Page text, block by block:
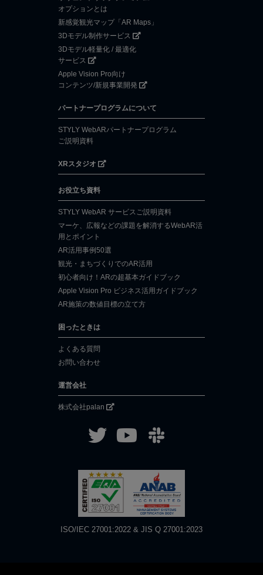
オプションとは
新感覚観光マップ「AR Maps」
3Dモデル制作サービス
3Dモデル軽量化 / 最適化
サービス
Apple Vision Pro向け
コンテンツ/新規事業開発
パートナープログラムについて
STYLY WebARパートナープログラム
ご説明資料
XRスタジオ
お役立ち資料
STYLY WebAR サービスご説明資料
マーケ、広報などの課題を解消するWebAR活
用とポイント
AR活用事例50選
観光・まちづくりでのAR活用
初心者向け！ARの超基本ガイドブック
Apple Vision Pro ビジネス活用ガイドブック
AR施策の数値目標の立て方
困ったときは
よくある質問
お問い合わせ
運営会社
株式会社palan
ISO/IEC 27001:2022 & JIS Q 27001:2023